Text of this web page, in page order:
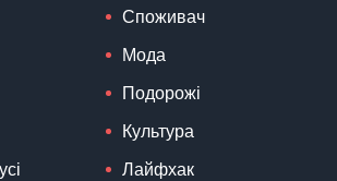
Споживач
Мода
Подорожі
Культура
Лайфхак